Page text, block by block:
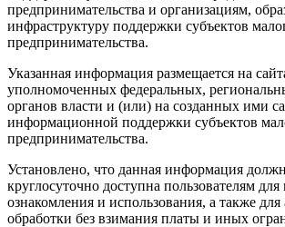
предпринимательства и организациям,
инфраструктуру поддержки субъектов
предпринимательства.
Указанная информация размещается на
уполномоченных федеральных,
органов власти и (или) на созданных ими
информационной поддержки субъектов
предпринимательства.
Установлено, что данная информация
круглосуточно доступна пользователям
ознакомления и использования, а также для
обработки без взимания платы и иных